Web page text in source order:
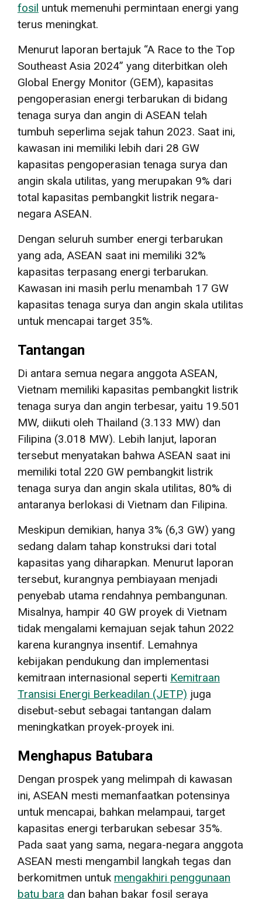
fosil untuk memenuhi permintaan energi yang
terus meningkat.
Menurut laporan bertajuk “A Race to the Top
Southeast Asia 2024” yang diterbitkan oleh
Global Energy Monitor (GEM), kapasitas
pengoperasian energi terbarukan di bidang
tenaga surya dan angin di ASEAN telah
tumbuh seperlima sejak tahun 2023. Saat ini,
kawasan ini memiliki lebih dari 28 GW
kapasitas pengoperasian tenaga surya dan
angin skala utilitas, yang merupakan 9% dari
total kapasitas pembangkit listrik negara-
negara ASEAN.
Dengan seluruh sumber energi terbarukan
yang ada, ASEAN saat ini memiliki 32%
kapasitas terpasang energi terbarukan.
Kawasan ini masih perlu menambah 17 GW
kapasitas tenaga surya dan angin skala utilitas
untuk mencapai target 35%.
Tantangan
Di antara semua negara anggota ASEAN,
Vietnam memiliki kapasitas pembangkit listrik
tenaga surya dan angin terbesar, yaitu 19.501
MW, diikuti oleh Thailand (3.133 MW) dan
Filipina (3.018 MW). Lebih lanjut, laporan
tersebut menyatakan bahwa ASEAN saat ini
memiliki total 220 GW pembangkit listrik
tenaga surya dan angin skala utilitas, 80% di
antaranya berlokasi di Vietnam dan Filipina.
Meskipun demikian, hanya 3% (6,3 GW) yang
sedang dalam tahap konstruksi dari total
kapasitas yang diharapkan. Menurut laporan
tersebut, kurangnya pembiayaan menjadi
penyebab utama rendahnya pembangunan.
Misalnya, hampir 40 GW proyek di Vietnam
tidak mengalami kemajuan sejak tahun 2022
karena kurangnya insentif. Lemahnya
kebijakan pendukung dan implementasi
kemitraan internasional seperti Kemitraan
Transisi Energi Berkeadilan (JETP) juga
disebut-sebut sebagai tantangan dalam
meningkatkan proyek-proyek ini.
Menghapus Batubara
Dengan prospek yang melimpah di kawasan
ini, ASEAN mesti memanfaatkan potensinya
untuk mencapai, bahkan melampaui, target
kapasitas energi terbarukan sebesar 35%.
Pada saat yang sama, negara-negara anggota
ASEAN mesti mengambil langkah tegas dan
berkomitmen untuk mengakhiri penggunaan
batu bara dan bahan bakar fosil seraya